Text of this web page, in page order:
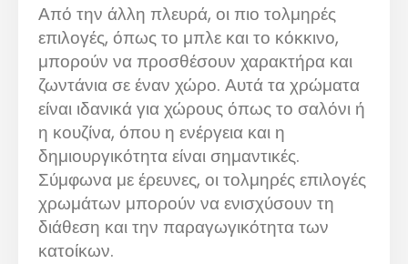
Από την άλλη πλευρά, οι πιο τολμηρές
επιλογές, όπως το μπλε και το κόκκινο,
μπορούν να προσθέσουν χαρακτήρα και
ζωντάνια σε έναν χώρο. Αυτά τα χρώματα
είναι ιδανικά για χώρους όπως το σαλόνι ή
η κουζίνα, όπου η ενέργεια και η
δημιουργικότητα είναι σημαντικές.
Σύμφωνα με έρευνες, οι τολμηρές επιλογές
χρωμάτων μπορούν να ενισχύσουν τη
διάθεση και την παραγωγικότητα των
κατοίκων.